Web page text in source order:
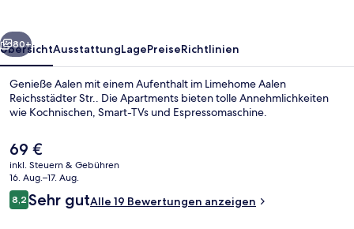
Weiter
80+
ÜbersichtAusstattungLagePreiseRichtlinien
Genieße Aalen mit einem Aufenthalt im Limehome Aalen
Reichsstädter Str.. Die Apartments bieten tolle Annehmlichkeiten
wie Kochnischen, Smart-TVs und Espressomaschine.
Der
aktuelle
Preis
beträgt
69 €.
69 €
inkl. Steuern & Gebühren
16. Aug.–17. Aug.
Bewertungen
8,28,2 von 10.
Sehr gutAlle 19 Bewertungen anzeigen